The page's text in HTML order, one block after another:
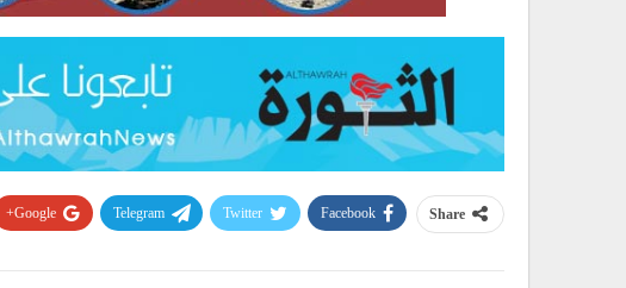
Share
Facebook
Twitter
Telegram
Google+